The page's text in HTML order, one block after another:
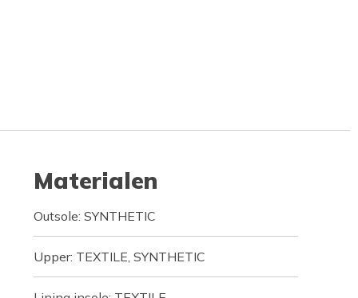
Materialen
Outsole: SYNTHETIC
Upper: TEXTILE, SYNTHETIC